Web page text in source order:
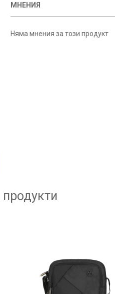
МНЕНИЯ
Няма мнения за този продукт
продукти